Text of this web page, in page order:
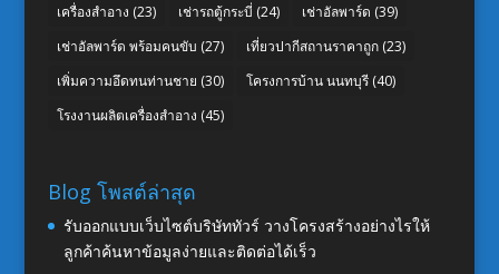
เครื่องสำอาง (23) เช่ารถตู้กระบี่ (24) เช่าอัลพาร์ด (39)
เช่าอัลพาร์ด พร้อมคนขับ (27) เที่ยวปากีสถานราคาถูก(23)
เพิ่มความอึดทนท่านชาย (30) โครงการบ้าน นนทบุรี(40)
โรงงานผลิตเครื่องสำอาง (45)
Blog โพสต์ล่าสุด
รับออกแบบเว็บไซต์บริษัททัวร์ วางโครงสร้างอย่างไรให้
ลูกค้าค้นหาข้อมูลง่ายและติดต่อได้เร็ว